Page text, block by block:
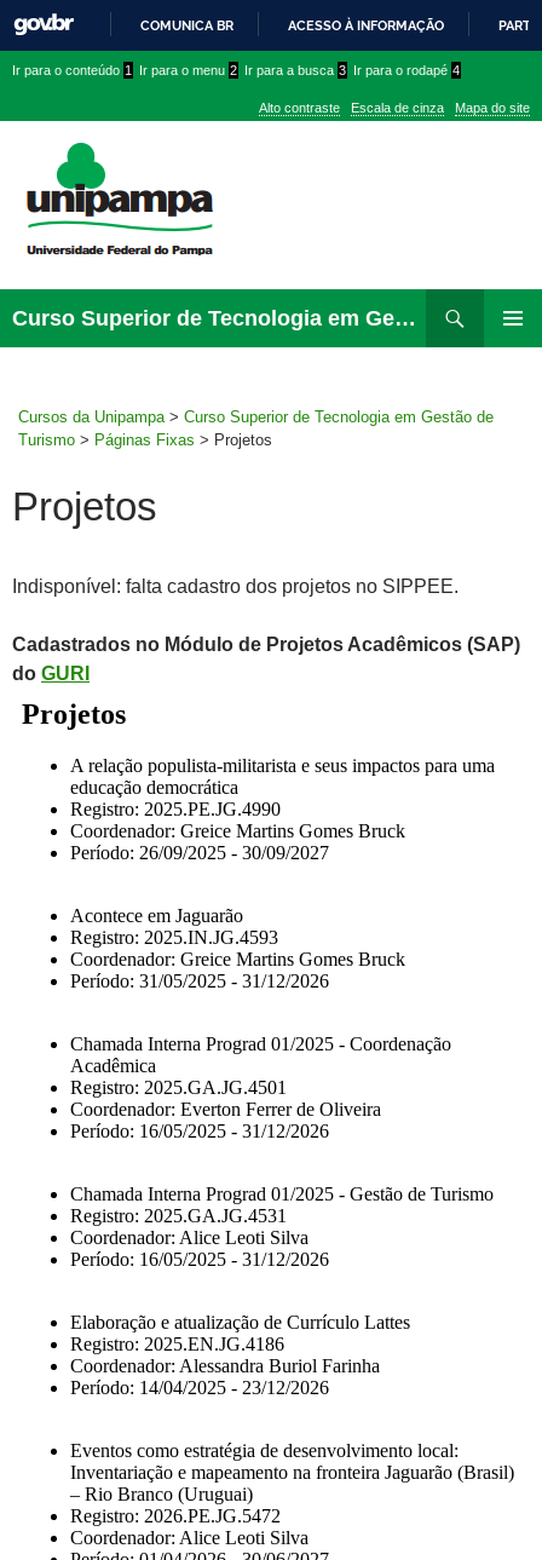
PARA
CONTEÚDO
COMUNICA BR ACESSO À INFORMAÇÃO
conteúdo
menu
superior
menu
Ir para o conteúdo 1 Ir para o menu 2 Ir para a busca 3 Ir para o rodapé 4
Alto contraste Escala de cinza Mapa do site
Curso Superior de Tecnologia em Gestão de Turismo
para
Cursos da Unipampa > Curso Superior de Tecnologia em Gestão de
Turismo > Páginas Fixas > Projetos
Projetos
Indisponível: falta cadastro dos projetos no SIPPEE.
Cadastrados no Módulo de Projetos Acadêmicos (SAP)
do GURI